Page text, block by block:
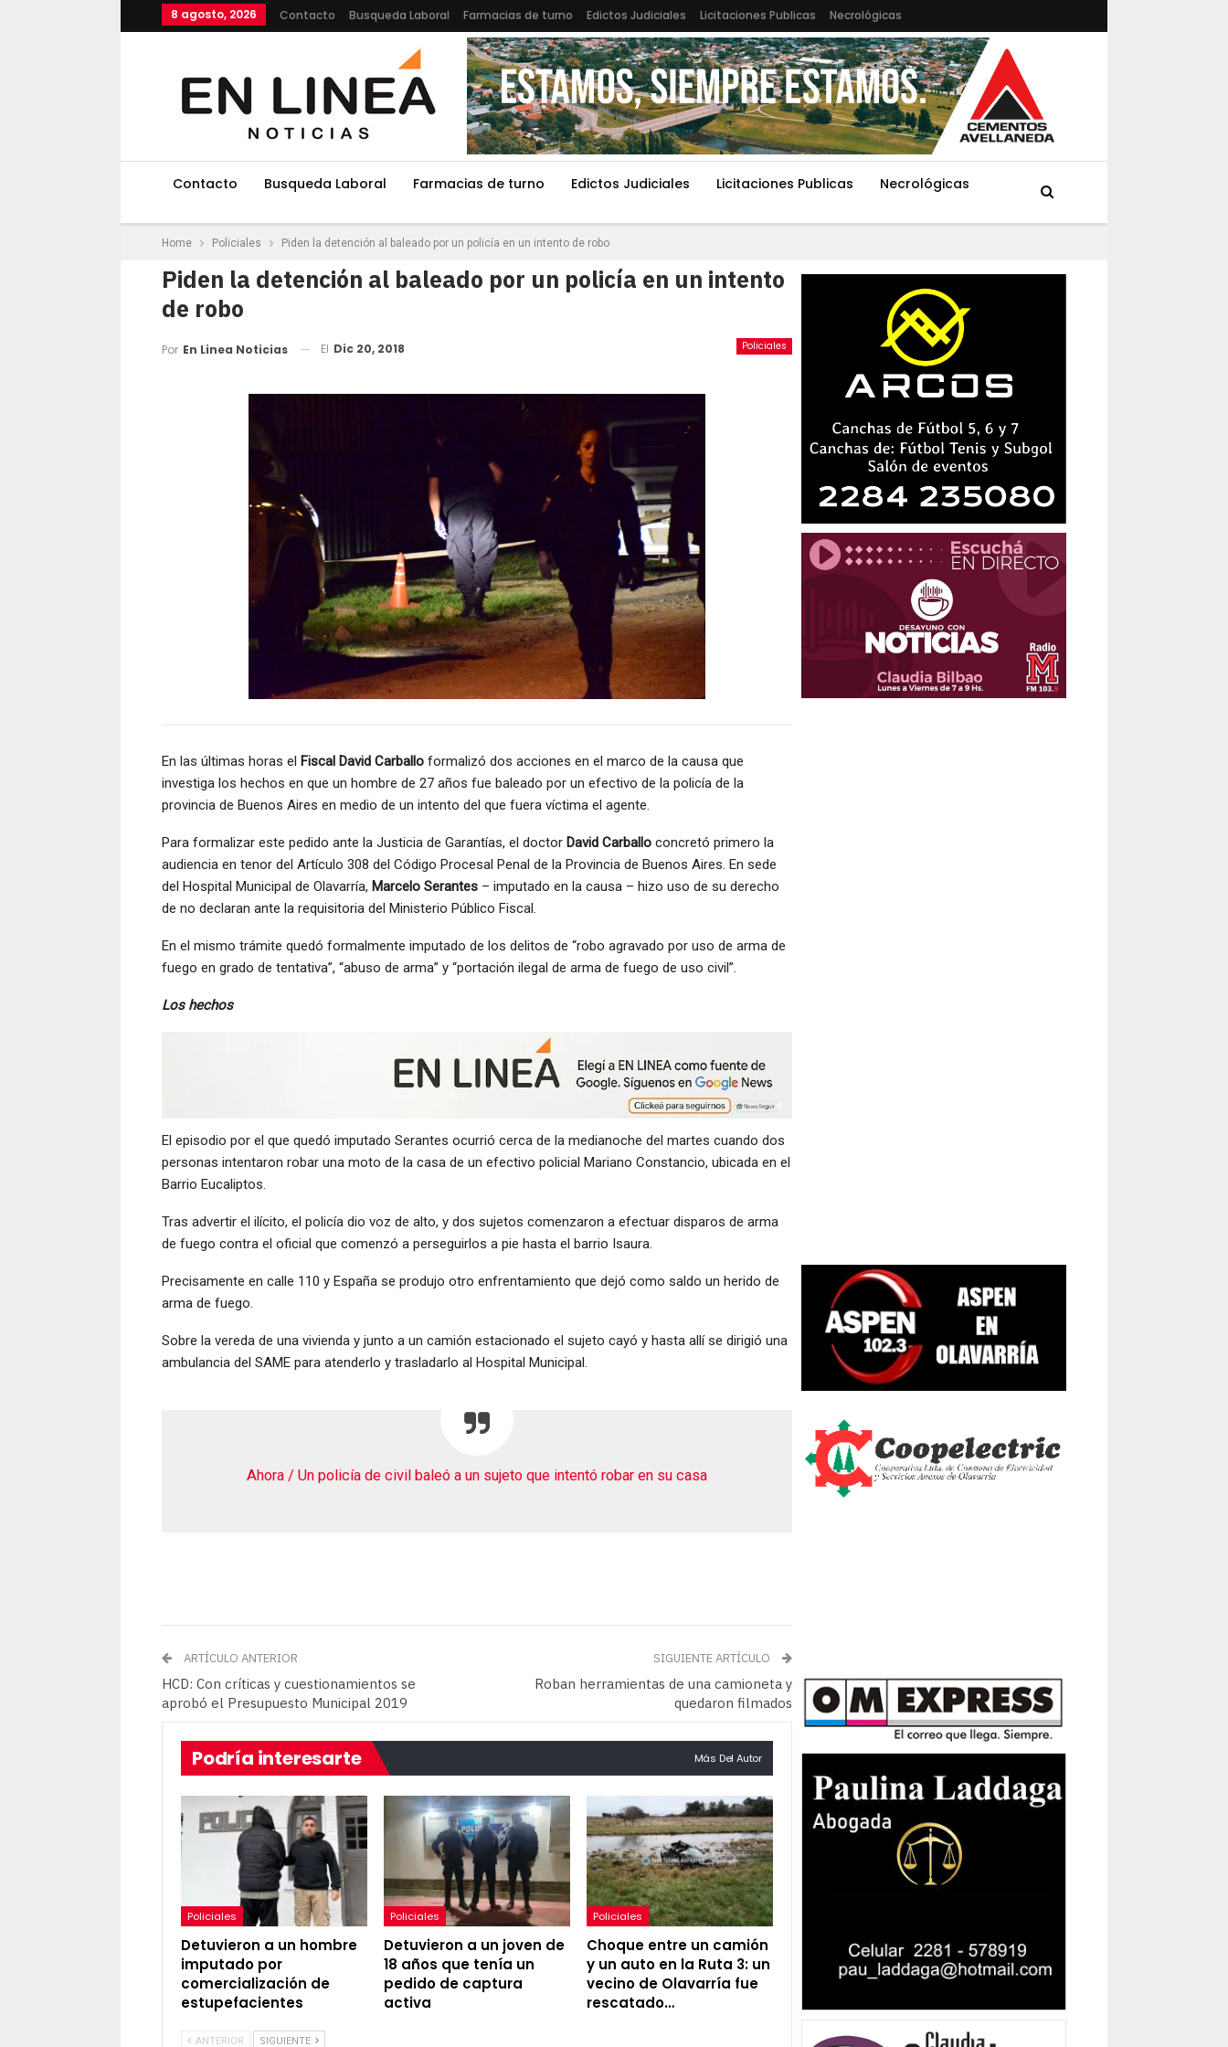
8 agosto, 2026 Contacto Busqueda Laboral Farmacias de turno Edictos Judiciales Licitaciones Publicas Necrológicas
Contacto Busqueda Laboral Farmacias de turno Edictos Judiciales Licitaciones Publicas Necrológicas
Home Policiales Piden la detención al baleado por un policía en un intento de robo
Piden la detención al baleado por un policía en un intento
de robo
Policiales
Por En Linea Noticias El Dic 20, 2018
En las últimas horas el Fiscal David Carballo formalizó dos acciones en el marco de la causa que
investiga los hechos en que un hombre de 27 años fue baleado por un efectivo de la policía de la
provincia de Buenos Aires en medio de un intento del que fuera víctima el agente.
Para formalizar este pedido ante la Justicia de Garantías, el doctor David Carballo concretó primero la
audiencia en tenor del Artículo 308 del Código Procesal Penal de la Provincia de Buenos Aires. En sede
del Hospital Municipal de Olavarría, Marcelo Serantes – imputado en la causa – hizo uso de su derecho
de no declaran ante la requisitoria del Ministerio Público Fiscal.
En el mismo trámite quedó formalmente imputado de los delitos de “robo agravado por uso de arma de
fuego en grado de tentativa”, “abuso de arma” y “portación ilegal de arma de fuego de uso civil”.
Los hechos
El episodio por el que quedó imputado Serantes ocurrió cerca de la medianoche del martes cuando dos
personas intentaron robar una moto de la casa de un efectivo policial Mariano Constancio, ubicada en el
Barrio Eucaliptos.
Tras advertir el ilícito, el policía dio voz de alto, y dos sujetos comenzaron a efectuar disparos de arma
de fuego contra el oficial que comenzó a perseguirlos a pie hasta el barrio Isaura.
Precisamente en calle 110 y España se produjo otro enfrentamiento que dejó como saldo un herido de
arma de fuego.
Sobre la vereda de una vivienda y junto a un camión estacionado el sujeto cayó y hasta allí se dirigió una
ambulancia del SAME para atenderlo y trasladarlo al Hospital Municipal.
Ahora / Un policía de civil baleó a un sujeto que intentó robar en su casa
ARTÍCULO ANTERIOR
HCD: Con críticas y cuestionamientos se
aprobó el Presupuesto Municipal 2019
SIGUIENTE ARTÍCULO
Roban herramientas de una camioneta y
quedaron filmados
Podría interesarte Más Del Autor
Policiales
Detuvieron a un hombre
imputado por
comercialización de
estupefacientes
Policiales
Detuvieron a un joven de
18 años que tenía un
pedido de captura
activa
Policiales
Choque entre un camión
y un auto en la Ruta 3: un
vecino de Olavarría fue
rescatado…
ANTERIOR SIGUIENTE